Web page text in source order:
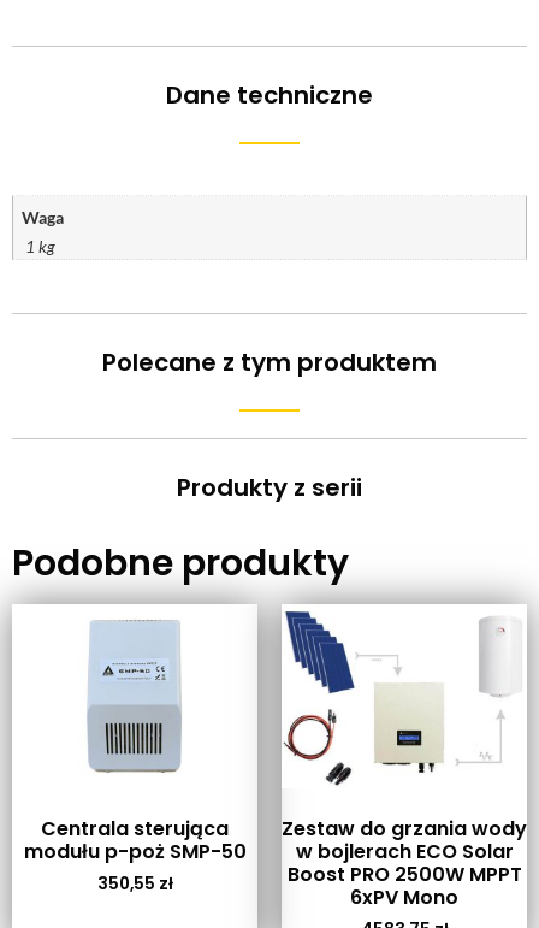
Dane techniczne
Waga
1 kg
Polecane z tym produktem
Produkty z serii
Podobne produkty
Centrala sterująca
modułu p-poż SMP-50
350,55 zł
Zestaw do grzania wody
w bojlerach ECO Solar
Boost PRO 2500W MPPT
6xPV Mono